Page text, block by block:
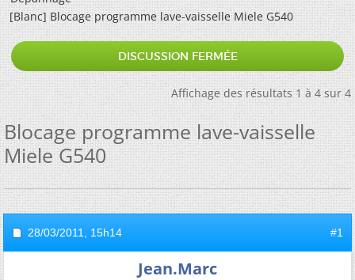
[Blanc]Blocage programme lave-vaisselle Miele G540
DISCUSSION FERMÉE
Affichage des résultats 1 à 4 sur 4
Blocage programme lave-vaisselle
Miele G540
28/03/2011, 15h14 #1
Jean.Marc